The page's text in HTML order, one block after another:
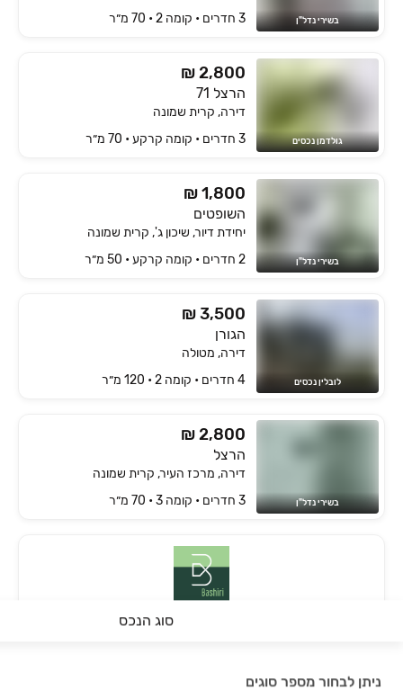
סוג הנכס
ניתן לבחור מספר סוגים
בשירי נדל"ן
3 חדרים • קומה ‎2‏ • 70 מ״ר
גולדמן נכסים
₪ 2,800
הרצל 71
דירה, קרית שמונה
3 חדרים • קומה ‎קרקע‏ • 70 מ״ר
בשירי נדל"ן
₪ 1,800
השופטים
יחידת דיור, שיכון ג', קרית שמונה
2 חדרים • קומה ‎קרקע‏ • 50 מ״ר
לובלין נכסים
₪ 3,500
הגורן
דירה, מטולה
4 חדרים • קומה ‎2‏ • 120 מ״ר
בשירי נדל"ן
₪ 2,800
הרצל
דירה, מרכז העיר, קרית שמונה
3 חדרים • קומה ‎3‏ • 70 מ״ר
בשירי נדל"ן